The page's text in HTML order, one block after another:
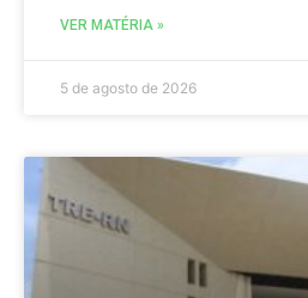
VER MATÉRIA »
5 de agosto de 2026